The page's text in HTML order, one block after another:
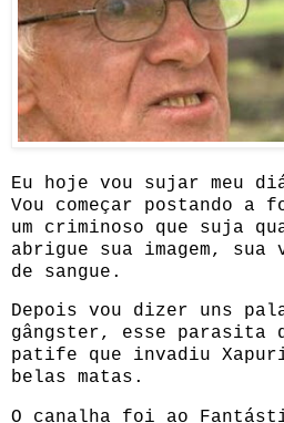
Eu hoje vou sujar meu
Vou começar postando a
um criminoso que suja
abrigue sua imagem, sua
de sangue.
Depois vou dizer uns
gângster, esse parasita
patife que invadiu
belas matas.
O canalha foi ao